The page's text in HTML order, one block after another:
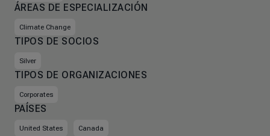
ÁREAS DE ESPECIALIZACIÓN
Climate Change
TIPOS DE SOCIOS
Silver
TIPOS DE ORGANIZACIONES
Corporates
PAÍSES
United States Canada